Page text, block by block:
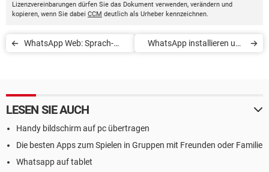
Lizenzvereinbarungen dürfen Sie das Dokument verwenden, verändern und
kopieren, wenn Sie dabei CCM deutlich als Urheber kennzeichnen.
WhatsApp Web: Sprach-
WhatsApp installieren und
LESEN SIE AUCH
Handy bildschirm auf pc übertragen
Die besten Apps zum Spielen in Gruppen mit Freunden oder Familie
Whatsapp auf tablet